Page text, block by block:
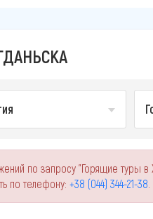
по запросу "Горящие туры
по телефону: +38 (044) 344-21-38